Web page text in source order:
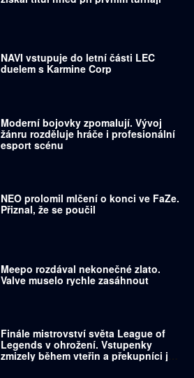
NAVI vstupuje do letní části LEC
duelem s Karmine Corp
Moderní bojovky zpomalují. Vývoj
žánru rozděluje hráče i profesionální
esport scénu
NEO prolomil mlčení o konci ve FaZe.
Přiznal, že se poučil
Meepo rozdával nekonečné zlato.
Valve muselo rychle zasáhnout
Finále mistrovství světa League of
Legends v ohrožení. Vstupenky
zmizely během vteřin a překupníci je